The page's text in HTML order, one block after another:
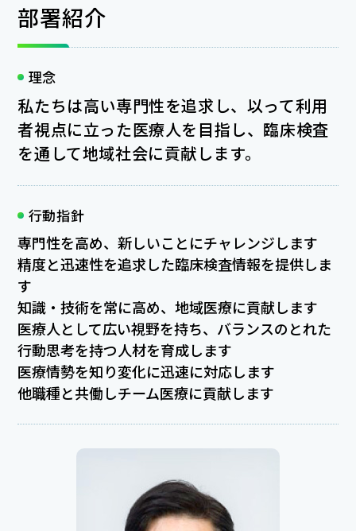
部署紹介
理念
私たちは高い専門性を追求し、以って利用
者視点に立った医療人を目指し、臨床検査
を通して地域社会に貢献します。
行動指針
専門性を高め、新しいことにチャレンジします
精度と迅速性を追求した臨床検査情報を提供しま
す
知識・技術を常に高め、地域医療に貢献します
医療人として広い視野を持ち、バランスのとれた
行動思考を持つ人材を育成します
医療情勢を知り変化に迅速に対応します
他職種と共働しチーム医療に貢献します